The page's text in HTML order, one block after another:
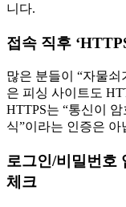
니다.
접속 직후
많은 분들이 “자물
은 피싱 사이트도
HTTPS는 “통신이
식”이라는 인증은 아
로그인/비밀번호
체크